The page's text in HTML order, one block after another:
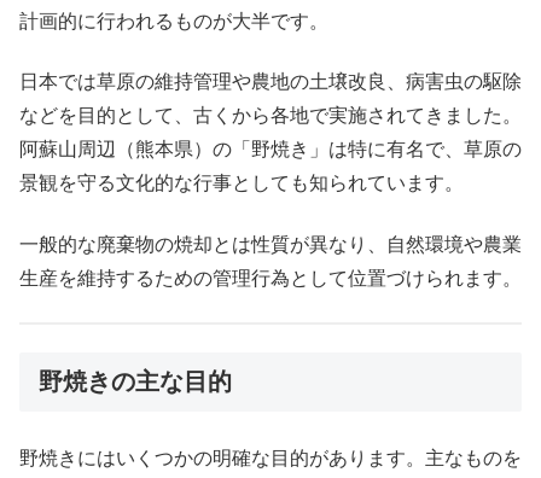
計画的に行われるものが大半です。
日本では草原の維持管理や農地の土壌改良、病害虫の駆除
などを目的として、古くから各地で実施されてきました。
阿蘇山周辺（熊本県）の「野焼き」は特に有名で、草原の
景観を守る文化的な行事としても知られています。
一般的な廃棄物の焼却とは性質が異なり、自然環境や農業
生産を維持するための管理行為として位置づけられます。
野焼きの主な目的
野焼きにはいくつかの明確な目的があります。主なものを